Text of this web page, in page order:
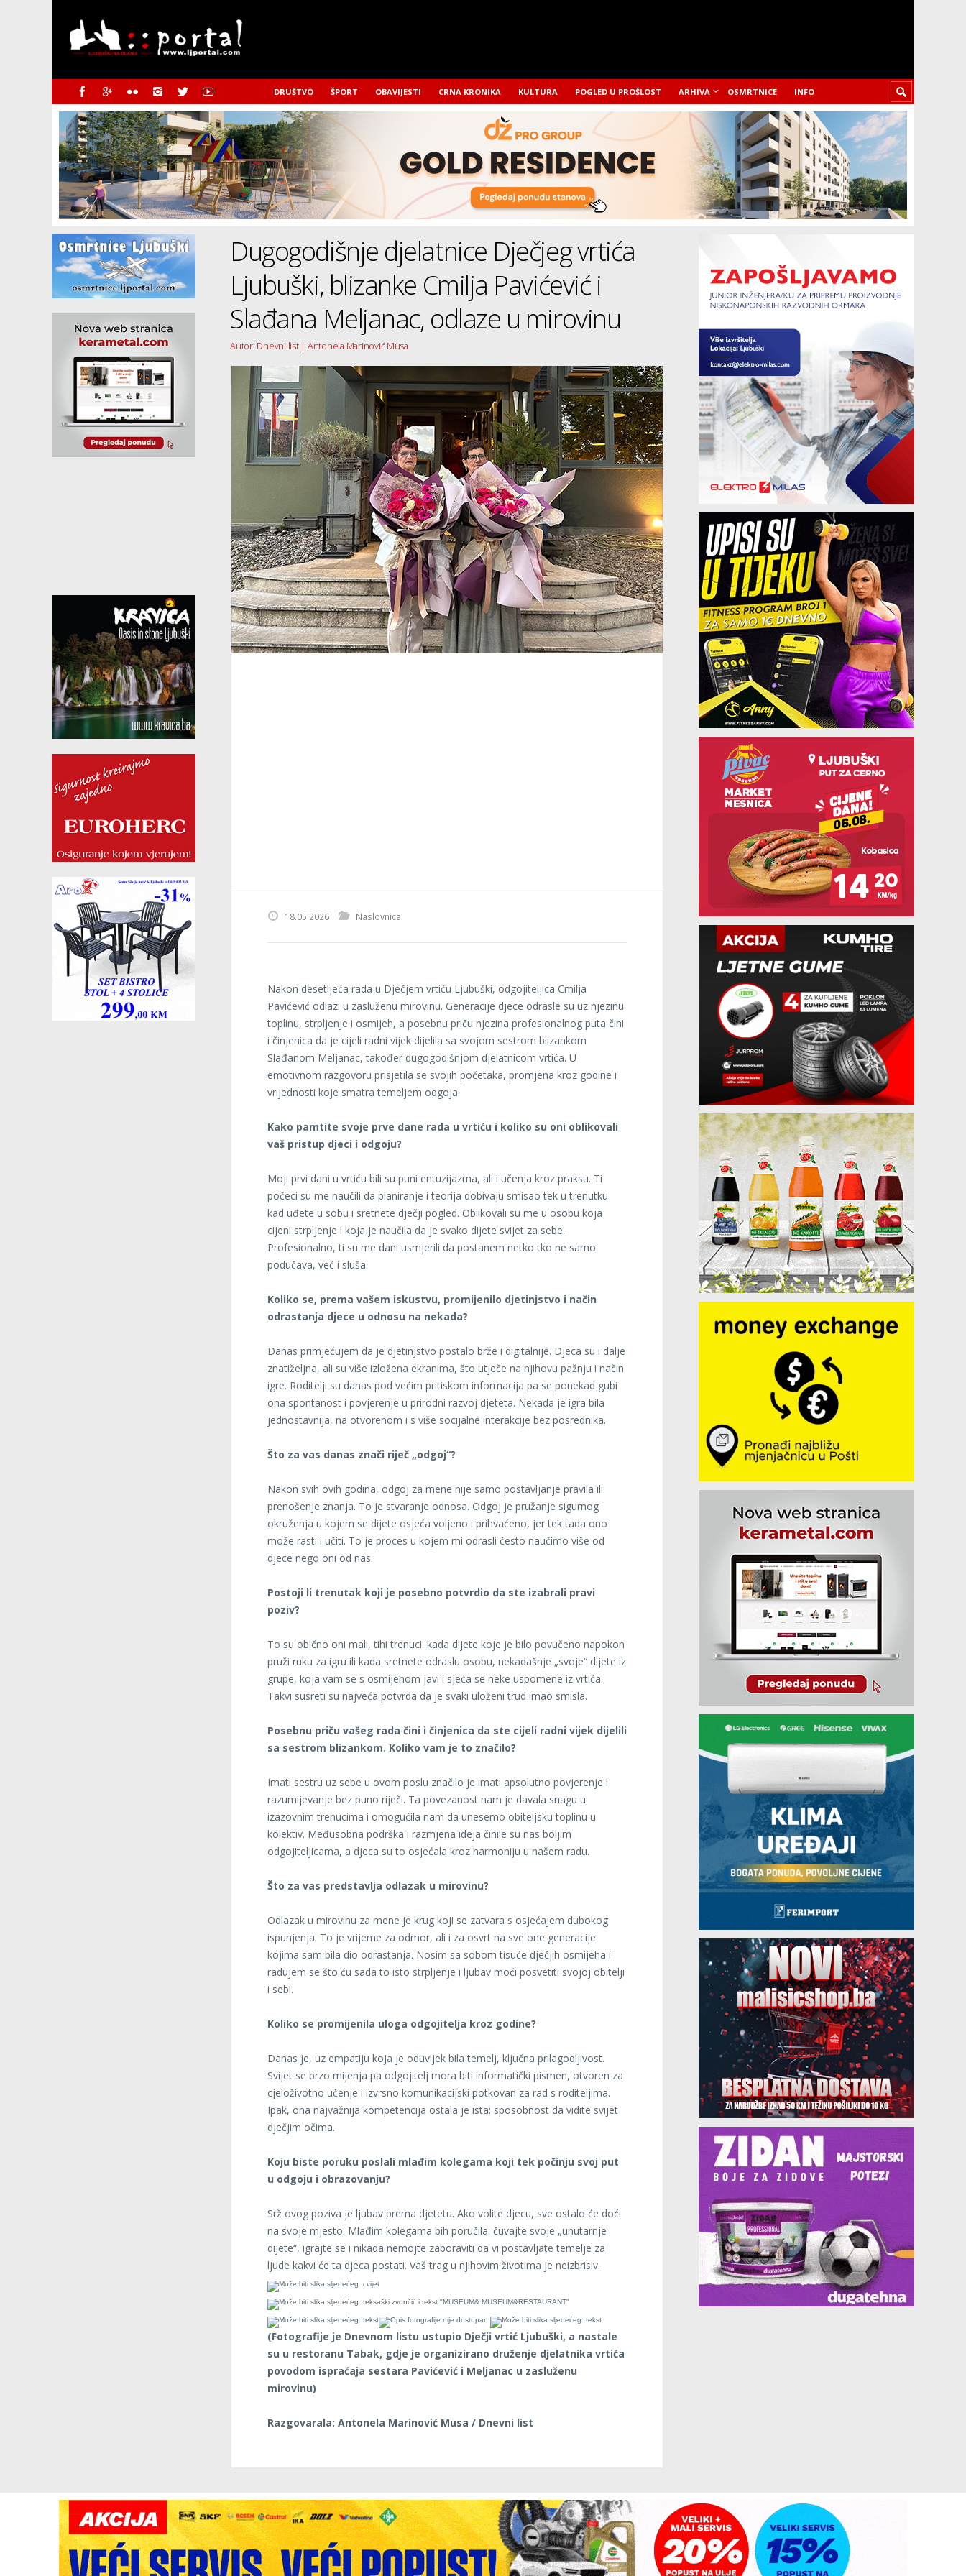
DRUŠTVO ŠPORT OBAVIJESTI CRNA KRONIKA KULTURA POGLED U PROŠLOST ARHIVA OSMRTNICE INFO
Dugogodišnje djelatnice Dječjeg vrtića
Ljubuški, blizanke Cmilja Pavićević i
Slađana Meljanac, odlaze u mirovinu
Autor: Dnevni list | Antonela Marinović Musa
18.05.2026 Naslovnica
Nakon desetljeća rada u Dječjem vrtiću Ljubuški, odgojiteljica Cmilja
Pavićević odlazi u zasluženu mirovinu. Generacije djece odrasle su uz njezinu
toplinu, strpljenje i osmijeh, a posebnu priču njezina profesionalnog puta čini
i činjenica da je cijeli radni vijek dijelila sa svojom sestrom blizankom
Slađanom Meljanac, također dugogodišnjom djelatnicom vrtića. U
emotivnom razgovoru prisjetila se svojih početaka, promjena kroz godine i
vrijednosti koje smatra temeljem odgoja.
Kako pamtite svoje prve dane rada u vrtiću i koliko su oni oblikovali
vaš pristup djeci i odgoju?
Moji prvi dani u vrtiću bili su puni entuzijazma, ali i učenja kroz praksu. Ti
počeci su me naučili da planiranje i teorija dobivaju smisao tek u trenutku
kad uđete u sobu i sretnete dječji pogled. Oblikovali su me u osobu koja
cijeni strpljenje i koja je naučila da je svako dijete svijet za sebe.
Profesionalno, ti su me dani usmjerili da postanem netko tko ne samo
podučava, već i sluša.
Koliko se, prema vašem iskustvu, promijenilo djetinjstvo i način
odrastanja djece u odnosu na nekada?
Danas primjećujem da je djetinjstvo postalo brže i digitalnije. Djeca su i dalje
znatiželjna, ali su više izložena ekranima, što utječe na njihovu pažnju i način
igre. Roditelji su danas pod većim pritiskom informacija pa se ponekad gubi
ona spontanost i povjerenje u prirodni razvoj djeteta. Nekada je igra bila
jednostavnija, na otvorenom i s više socijalne interakcije bez posrednika.
Što za vas danas znači riječ „odgoj“?
Nakon svih ovih godina, odgoj za mene nije samo postavljanje pravila ili
prenošenje znanja. To je stvaranje odnosa. Odgoj je pružanje sigurnog
okruženja u kojem se dijete osjeća voljeno i prihvaćeno, jer tek tada ono
može rasti i učiti. To je proces u kojem mi odrasli često naučimo više od
djece nego oni od nas.
Postoji li trenutak koji je posebno potvrdio da ste izabrali pravi
poziv?
To su obično oni mali, tihi trenuci: kada dijete koje je bilo povučeno napokon
pruži ruku za igru ili kada sretnete odraslu osobu, nekadašnje „svoje“ dijete iz
grupe, koja vam se s osmijehom javi i sjeća se neke uspomene iz vrtića.
Takvi susreti su najveća potvrda da je svaki uloženi trud imao smisla.
Posebnu priču vašeg rada čini i činjenica da ste cijeli radni vijek dijelili
sa sestrom blizankom. Koliko vam je to značilo?
Imati sestru uz sebe u ovom poslu značilo je imati apsolutno povjerenje i
razumijevanje bez puno riječi. Ta povezanost nam je davala snagu u
izazovnim trenucima i omogućila nam da unesemo obiteljsku toplinu u
kolektiv. Međusobna podrška i razmjena ideja činile su nas boljim
odgojiteljicama, a djeca su to osjećala kroz harmoniju u našem radu.
Što za vas predstavlja odlazak u mirovinu?
Odlazak u mirovinu za mene je krug koji se zatvara s osjećajem dubokog
ispunjenja. To je vrijeme za odmor, ali i za osvrt na sve one generacije
kojima sam bila dio odrastanja. Nosim sa sobom tisuće dječjih osmijeha i
radujem se što ću sada to isto strpljenje i ljubav moći posvetiti svojoj obitelji
i sebi.
Koliko se promijenila uloga odgojitelja kroz godine?
Danas je, uz empatiju koja je oduvijek bila temelj, ključna prilagodljivost.
Svijet se brzo mijenja pa odgojitelj mora biti informatički pismen, otvoren za
cjeloživotno učenje i izvrsno komunikacijski potkovan za rad s roditeljima.
Ipak, ona najvažnija kompetencija ostala je ista: sposobnost da vidite svijet
dječjim očima.
Koju biste poruku poslali mlađim kolegama koji tek počinju svoj put
u odgoju i obrazovanju?
Srž ovog poziva je ljubav prema djetetu. Ako volite djecu, sve ostalo će doći
na svoje mjesto. Mlađim kolegama bih poručila: čuvajte svoje „unutarnje
dijete“, igrajte se i nikada nemojte zaboraviti da vi postavljate temelje za
ljude kakvi će ta djeca postati. Vaš trag u njihovim životima je neizbrisiv.
(Fotografije je Dnevnom listu ustupio Dječji vrtić Ljubuški, a nastale
su u restoranu Tabak, gdje je organizirano druženje djelatnika vrtića
povodom ispraćaja sestara Pavićević i Meljanac u zasluženu
mirovinu)
Razgovarala: Antonela Marinović Musa / Dnevni list